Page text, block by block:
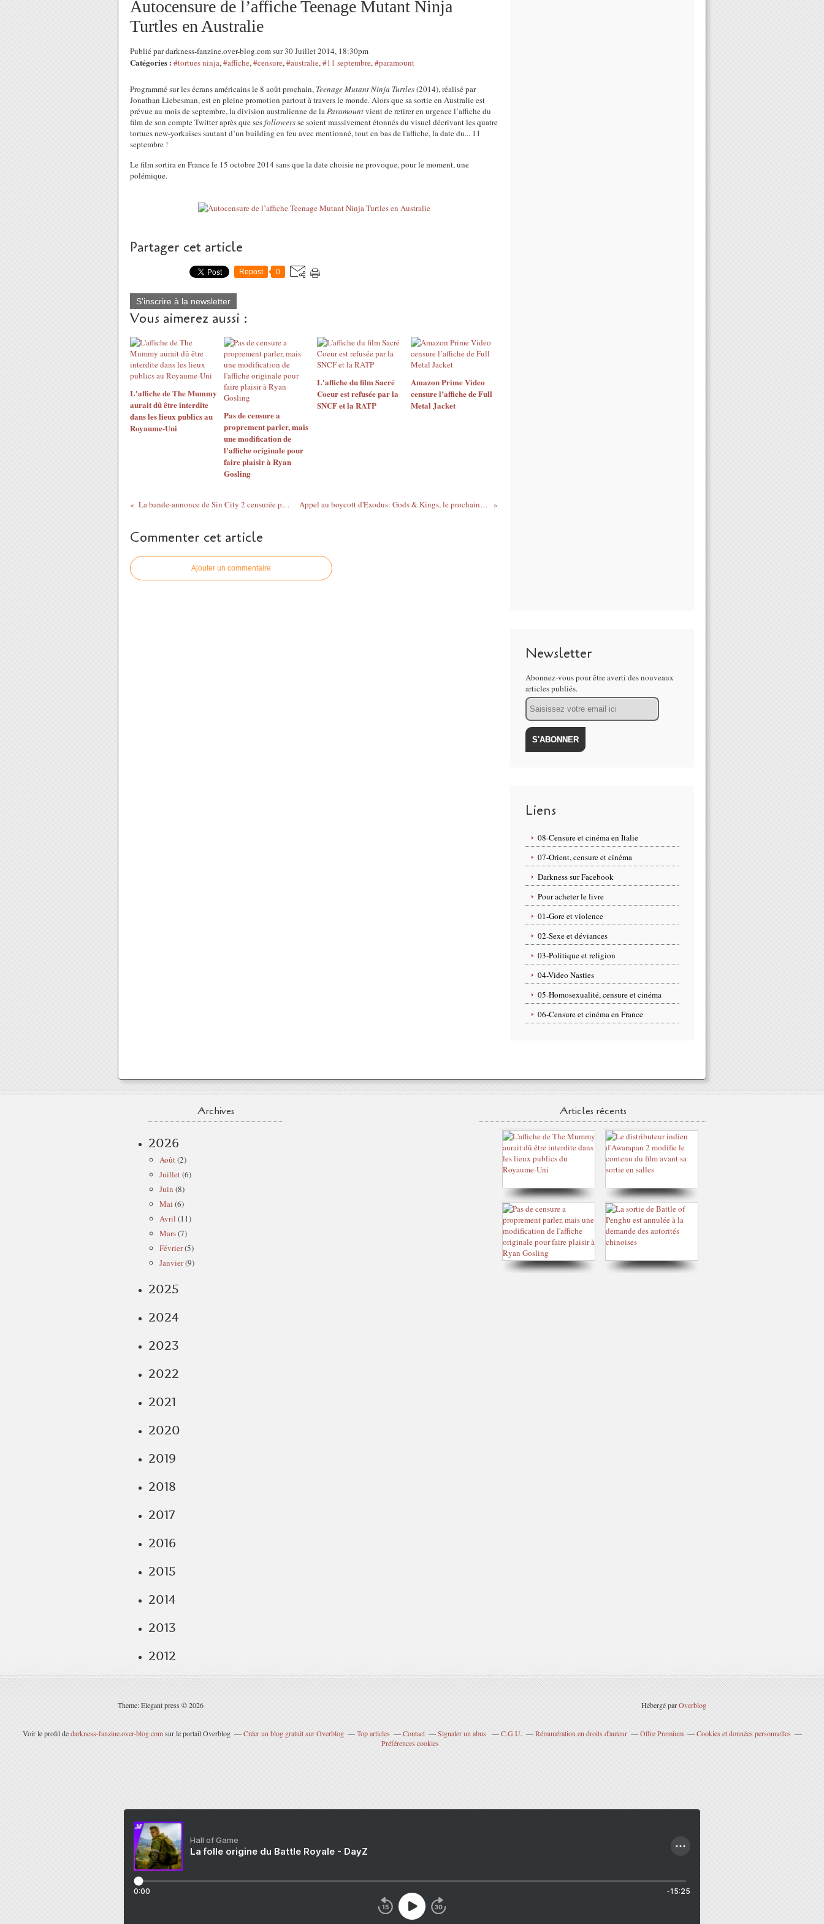
Autocensure de l’affiche Teenage Mutant Ninja
Turtles en Australie
Publié par darkness-fanzine.over-blog.com sur 30 Juillet 2014, 18:30pm
Catégories : #tortues ninja,#affiche,#censure,#australie,#11 septembre,#paramount
Programmé sur les écrans américains le 8 août prochain, Teenage Mutant Ninja Turtles(2014), réalisé par
Jonathan Liebesman, est en pleine promotion partout à travers le monde. Alors que sa sortie en Australie est
prévue au mois de septembre, la division australienne de laParamountvient de retirer en urgence l’affiche du
film de son compte Twitter après que sesfollowersse soient massivement étonnés du visuel décrivant les quatre
tortues new-yorkaises sautant d’un building en feu avec mentionné, tout en bas de l'affiche, la date du... 11
septembre !
Le film sortira en France le 15 octobre 2014 sans que la date choisie ne provoque, pour le moment, une
polémique.
Partager cet article
Repost 0
S'inscrire à la newsletter
Vous aimerez aussi :
L'affiche de The Mummy
aurait dû être interdite
dans les lieux publics au
Royaume-Uni
Pas de censure a
proprement parler, mais
une modification de
l'affiche originale pour
faire plaisir à Ryan
Gosling
L'affiche du film Sacré
Coeur est refusée par la
SNCF et la RATP
Amazon Prime Video
censure l’affiche de Full
Metal Jacket
La bande-annonce de Sin City 2 censurée par la chaîne ABC Appel au boycott d'Exodus: Gods & Kings, le prochain film de Ridley Scott
Commenter cet article
Ajouter un commentaire
Newsletter
Abonnez-vous pour être averti des nouveaux
articles publiés.
Email
Liens
08-Censure et cinéma en Italie
07-Orient, censure et cinéma
Darkness sur Facebook
Pour acheter le livre
01-Gore et violence
02-Sexe et déviances
03-Politique et religion
04-Video Nasties
05-Homosexualité, censure et cinéma
06-Censure et cinéma en France
Archives
2026
Août(2)
Juillet(6)
Juin (8)
Mai (6)
Avril (11)
Mars(7)
Février(5)
Janvier(9)
2025
2024
2023
2022
2021
2020
2019
2018
2017
2016
2015
2014
2013
2012
Articles récents
Theme: Elegant press © 2026 Hébergé parOverblog
Voir le profil dedarkness-fanzine.over-blog.comsur le portail Overblog Créer un blog gratuit sur Overblog Top articles Contact Signaler un abus C.G.U. Rémunération en droits d'auteur Offre Premium
Cookies et données personnelles
Préférences cookies
Hall of Game
La folle origine du Battle Royale - DayZ
0:00 -15:25